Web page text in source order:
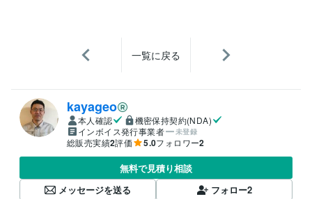
一覧に戻る
kayageo
本人確認
機密保持契約(NDA)
インボイス発行事業者
未登録
総販売実績2評価 5.0フォロワー2
無料で見積り相談
メッセージを送る
フォロー2